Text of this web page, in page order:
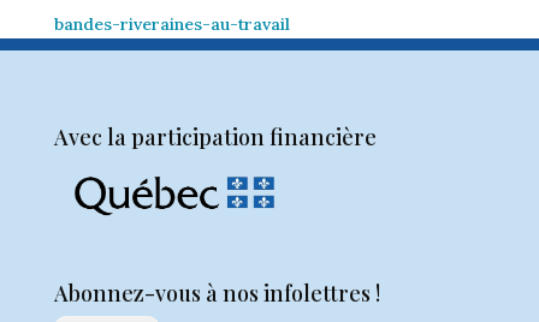
bandes-riveraines-au-travail
Avec la participation financière
Abonnez-vous à nos infolettres !